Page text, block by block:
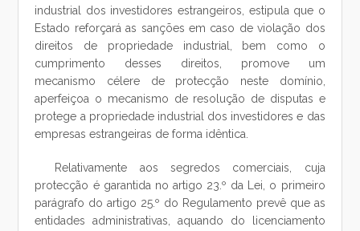
industrial dos investidores estrangeiros, estipula que o
Estado reforçará as sanções em caso de violação dos
direitos de propriedade industrial, bem como o
cumprimento desses direitos, promove um
mecanismo célere de protecção neste domínio,
aperfeiçoa o mecanismo de resolução de disputas e
protege a propriedade industrial dos investidores e das
empresas estrangeiras de forma idêntica.
Relativamente aos segredos comerciais, cuja
protecção é garantida no artigo 23.º da Lei, o primeiro
parágrafo do artigo 25.º do Regulamento prevê que as
entidades administrativas, aquando do licenciamento